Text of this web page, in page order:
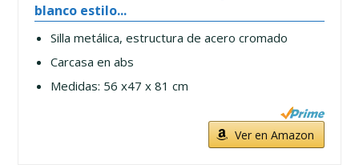
blanco estilo...
Silla metálica, estructura de acero cromado
Carcasa en abs
Medidas: 56 x47 x 81 cm
Ver en Amazon